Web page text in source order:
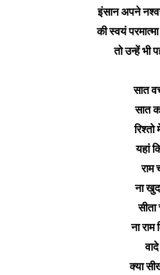
इंसान अपने
की स्वयं
तो उन्हें भी
सात
सात
रिश्तो
यहां
राम
ना
सीता
ना राम
क्या